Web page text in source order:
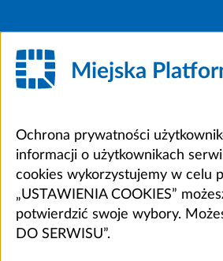
Miejska
Ochrona prywatności
informacji o użytkownikach
cookies wykorzystujemy w celu
„USTAWIENIA COOKIES”
potwierdzić swoje wybory.
DO SERWISU”.